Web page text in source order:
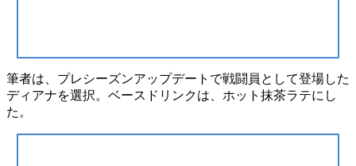
筆者は、プレシーズンアップデートで戦闘員として登場した
ディアナを選択。ベースドリンクは、ホット抹茶ラテにし
た。